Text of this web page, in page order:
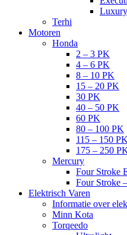
Luxury
Terhi
Motoren
Honda
2 – 3 PK
4 – 6 PK
8 – 10 PK
15 – 20 PK
30 PK
40 – 50 PK
60 PK
80 – 100 PK
115 – 150 PK
175 – 250
Mercury
Four Stroke
Four Stroke
Elektrisch Varen
Informatie over
Minn Kota
Torqeedo